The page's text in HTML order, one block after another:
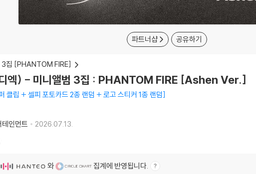
파트너샵 공유하기
집 [PHANTOM FIRE]
엑) - 미니앨범 3집 : PHANTOM FIRE [Ashen Ver.]
클립 + 셀피 포토카드 2종 랜덤 + 로고 스티커 1종 랜덤
인먼트
2026.07.13.
와 집계에 반영됩니다.